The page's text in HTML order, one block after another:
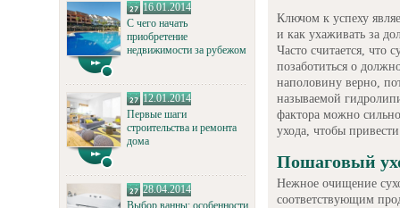
16.01.2014
С чего начать
приобретение
недвижимости за рубежом
12.01.2014
Первые шаги
строительства и ремонта
дома
28.04.2014
Выбор ванны: особенности
Ключом к успеху
и как ухаживать за
Часто считается, что
позаботиться о
наполовину верно,
называемой
фактора можно
ухода, чтобы
Пошаговый
Нежное очищение
соответствующим